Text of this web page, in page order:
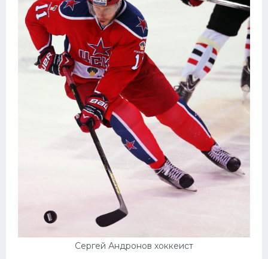
Сергей Андронов хоккеист